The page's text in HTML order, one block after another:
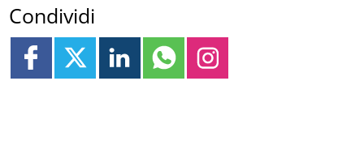
Condividi